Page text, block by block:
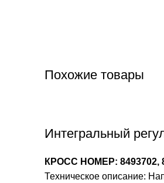
Похожие товары
Интегральный
КРОСС НОМЕР: 8493702,
Техническое описание: